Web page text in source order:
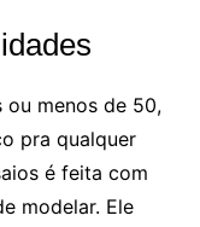
menos de 50,
pra qualquer
é feita com
modelar. Ele